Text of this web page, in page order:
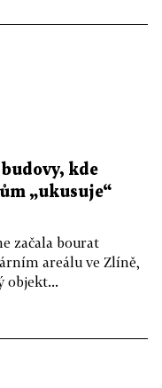
kde
„ukusuje“
začala bourat
areálu ve Zlíně,
objekt...